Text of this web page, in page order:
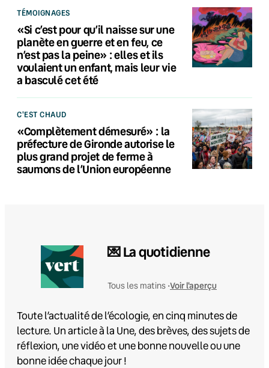
TÉMOIGNAGES
«Si c’est pour qu’il naisse sur une
planète en guerre et en feu, ce
n’est pas la peine» : elles et ils
voulaient un enfant, mais leur vie
a basculé cet été
C'EST CHAUD
«Complètement démesuré» : la
préfecture de Gironde autorise le
plus grand projet de ferme à
saumons de l’Union européenne
💌 La quotidienne
Tous les matins •Voir l'aperçu
Toute l’actualité de l’écologie, en cinq minutes de
lecture. Un article à la Une, des brèves, des sujets de
réflexion, une vidéo et une bonne nouvelle ou une
bonne idée chaque jour !